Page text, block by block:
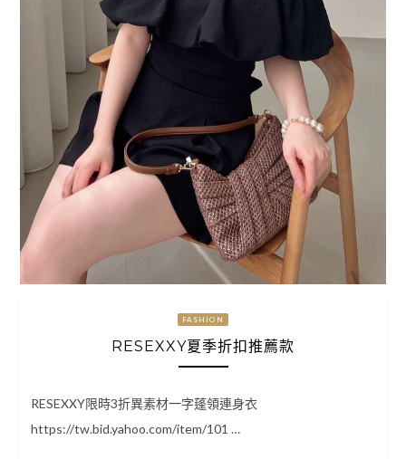
FASHION
RESEXXY夏季折扣推薦款
RESEXXY限時3折異素材一字蓬領連身衣
https://tw.bid.yahoo.com/item/101 …